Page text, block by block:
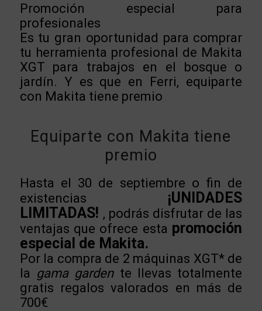
Promoción especial para
profesionales
Es tu gran oportunidad para comprar
tu herramienta profesional de Makita
XGT para trabajos en el bosque o
jardín. Y es que en Ferri, equiparte
con Makita tiene premio
Equiparte con Makita tiene
premio
Hasta el 30 de septiembre o fin de
existencias ¡UNIDADES
LIMITADAS! , podrás disfrutar de las
ventajas que ofrece esta promoción
especial de Makita.
Por la compra de 2 máquinas XGT* de
la gama gardente llevas totalmente
gratis regalos valorados en más de
700€